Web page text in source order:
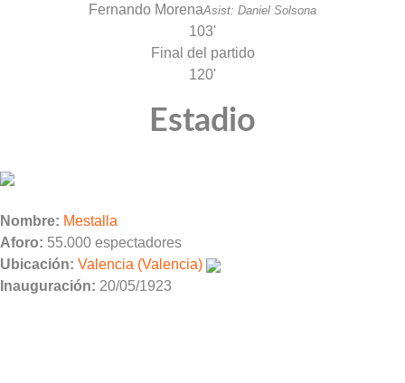
Fernando MorenaAsist: Daniel Solsona
103'
Final del partido
120'
Estadio
Nombre: Mestalla
Aforo: 55.000 espectadores
Ubicación: Valencia (Valencia)
Inauguración: 20/05/1923